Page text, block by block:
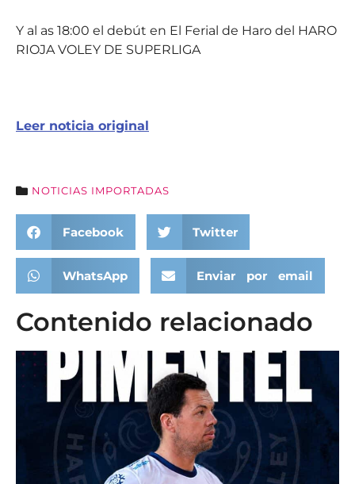
Y al as 18:00 el debút en El Ferial de Haro del HARO
RIOJA VOLEY DE SUPERLIGA
Leer noticia original
NOTICIAS IMPORTADAS
Facebook Twitter
WhatsApp Enviar por email
Contenido relacionado